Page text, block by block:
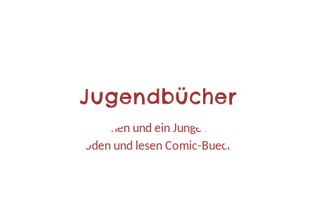
Jugendbücher